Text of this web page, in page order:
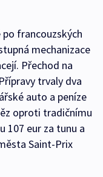
francouzských
mechanizace
Přechod na
trvaly dva
auto a peníze
oproti tradičnímu
107 eur za tunu a
Saint-Prix